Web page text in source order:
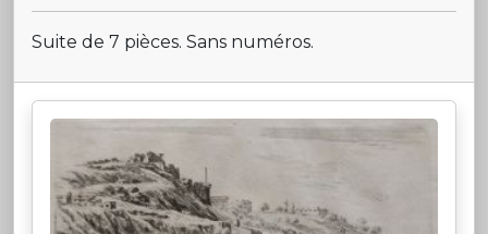
Suite de 7 pièces. Sans numéros.